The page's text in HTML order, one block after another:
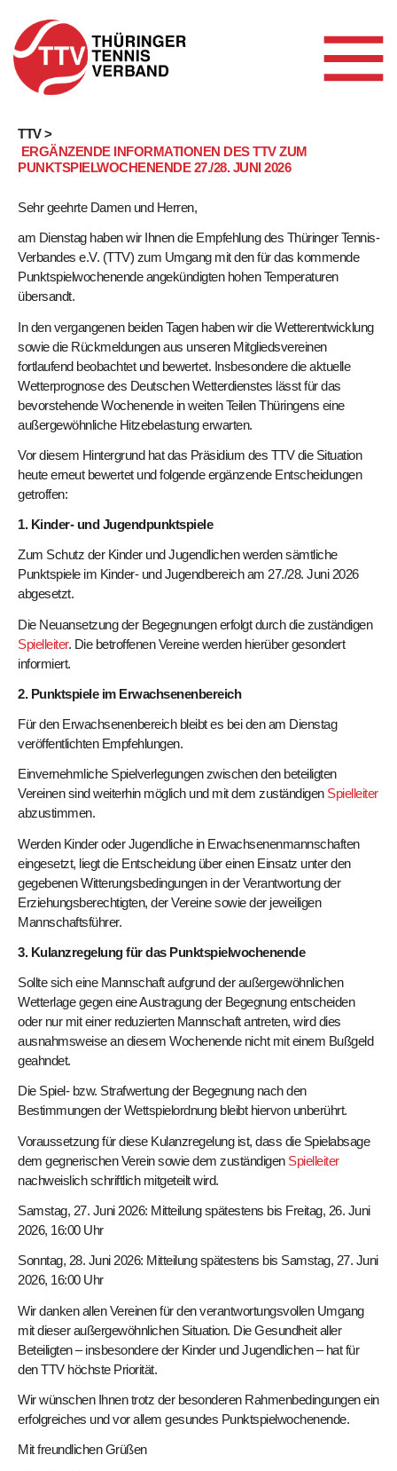
Skip
content
TTV >
ERGÄNZENDE INFORMATIONEN DES TTV ZUM
PUNKTSPIELWOCHENENDE 27./28. JUNI 2026
Sehr geehrte Damen und Herren,
am Dienstag haben wir Ihnen die Empfehlung des Thüringer Tennis-
Verbandes e.V. (TTV) zum Umgang mit den für das kommende
Punktspielwochenende angekündigten hohen Temperaturen
übersandt.
In den vergangenen beiden Tagen haben wir die Wetterentwicklung
sowie die Rückmeldungen aus unseren Mitgliedsvereinen
fortlaufend beobachtet und bewertet. Insbesondere die aktuelle
Wetterprognose des Deutschen Wetterdienstes lässt für das
bevorstehende Wochenende in weiten Teilen Thüringens eine
außergewöhnliche Hitzebelastung erwarten.
Vor diesem Hintergrund hat das Präsidium des TTV die Situation
heute erneut bewertet und folgende ergänzende Entscheidungen
getroffen:
1. Kinder- und Jugendpunktspiele
Zum Schutz der Kinder und Jugendlichen werden sämtliche
Punktspiele im Kinder- und Jugendbereich am 27./28. Juni 2026
abgesetzt.
Die Neuansetzung der Begegnungen erfolgt durch die zuständigen
Spielleiter. Die betroffenen Vereine werden hierüber gesondert
informiert.
2. Punktspiele im Erwachsenenbereich
Für den Erwachsenenbereich bleibt es bei den am Dienstag
veröffentlichten Empfehlungen.
Einvernehmliche Spielverlegungen zwischen den beteiligten
Vereinen sind weiterhin möglich und mit dem zuständigen Spielleiter
abzustimmen.
Werden Kinder oder Jugendliche in Erwachsenenmannschaften
eingesetzt, liegt die Entscheidung über einen Einsatz unter den
gegebenen Witterungsbedingungen in der Verantwortung der
Erziehungsberechtigten, der Vereine sowie der jeweiligen
Mannschaftsführer.
3. Kulanzregelung für das Punktspielwochenende
Sollte sich eine Mannschaft aufgrund der außergewöhnlichen
Wetterlage gegen eine Austragung der Begegnung entscheiden
oder nur mit einer reduzierten Mannschaft antreten, wird dies
ausnahmsweise an diesem Wochenende nicht mit einem Bußgeld
geahndet.
Die Spiel- bzw. Strafwertung der Begegnung nach den
Bestimmungen der Wettspielordnung bleibt hiervon unberührt.
Voraussetzung für diese Kulanzregelung ist, dass die Spielabsage
dem gegnerischen Verein sowie dem zuständigen Spielleiter
nachweislich schriftlich mitgeteilt wird.
Samstag, 27. Juni 2026: Mitteilung spätestens bis Freitag, 26. Juni
2026, 16:00 Uhr
Sonntag, 28. Juni 2026: Mitteilung spätestens bis Samstag, 27. Juni
2026, 16:00 Uhr
Wir danken allen Vereinen für den verantwortungsvollen Umgang
mit dieser außergewöhnlichen Situation. Die Gesundheit aller
Beteiligten – insbesondere der Kinder und Jugendlichen – hat für
den TTV höchste Priorität.
Wir wünschen Ihnen trotz der besonderen Rahmenbedingungen ein
erfolgreiches und vor allem gesundes Punktspielwochenende.
Mit freundlichen Grüßen